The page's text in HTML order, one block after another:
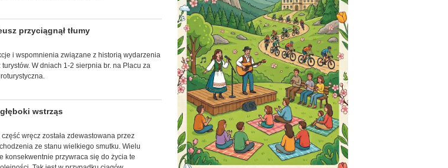
przyciągnął tłumy
i wspomnienia związane z historią wydarzenia
W dniach 1-2 sierpnia br. na Placu za
wstrząs
wręcz została zdewastowana przez
ze stanu wielkiego smutku. Wielu
konsekwentnie przywraca się do życia te